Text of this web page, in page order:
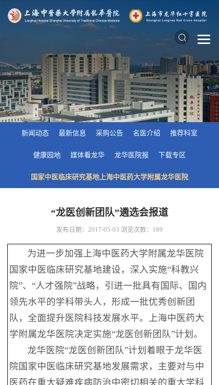
新闻动态 最新信息 采购公告 名医介绍 推荐科室
健康园地 媒体看龙华 龙华医院报 下载专区
国家中医临床研究基地上海中医药大学附属龙华医院
“龙医创新团队”遴选会报道
发布日期：2017-05-03 浏览次数： 189
为进一步加强上海中医药大学附属龙华医院
国家中医临床研究基地建设，深入实施“科教兴
院”、“人才强院”战略，引进一批具有国际、国内
领先水平的学科带头人，形成一批优秀创新团
队，全面提升医院科技发展水平。上海中医药大
学附属龙华医院决定实施“龙医创新团队”计划。
龙华医院“龙医创新团队”计划着眼于龙华医
院国家中医临床研究基地发展需求，主要对与中
医药在重大疑难疾病防治中密切相关的重大学科